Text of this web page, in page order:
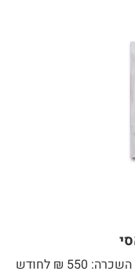
השכרה: 550 ₪ לחודש